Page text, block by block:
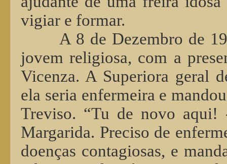
vigiar e formar.
A 8 de Dezembro de
jovem religiosa, com a
Vicenza. A Superiora geral
ela seria enfermeira e
Treviso. “Tu de novo
Margarida. Preciso de
doenças contagiosas, e